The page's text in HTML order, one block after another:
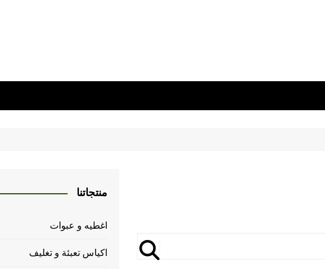
منتجاتنا
اغطيه و عبوات
اكياس تعبئة و تغليف